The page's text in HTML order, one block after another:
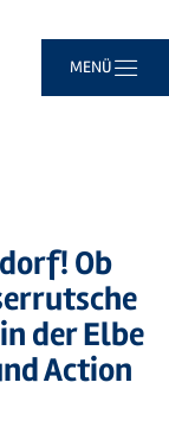
MENÜ
Ob
der Elbe
Action